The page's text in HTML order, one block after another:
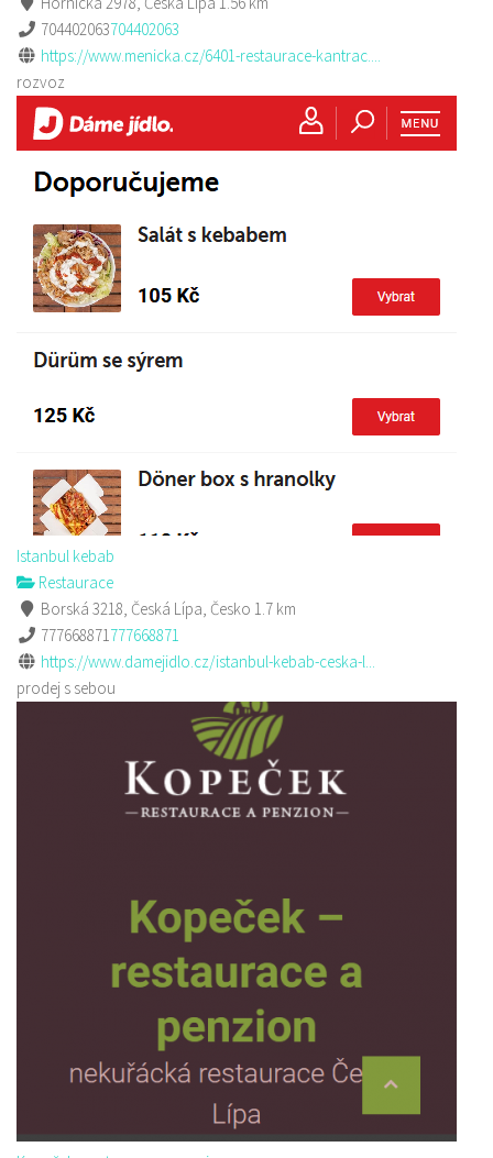
704402063704402063
https://www.menicka.cz/6401-restaurace-kantrac....
rozvoz
Istanbul kebab
Restaurace
Borská 3218, Česká Lípa, Česko 1.7 km
777668871777668871
https://www.damejidlo.cz/istanbul-kebab-ceska-l...
prodej s sebou